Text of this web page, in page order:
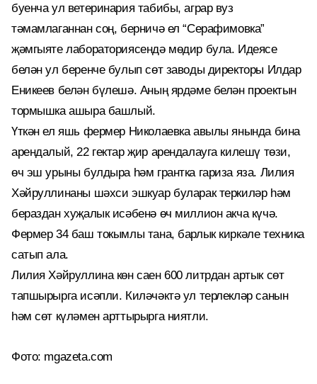
буенча ул ветеринария табибы, аграр вуз
тәмамлаганнан соң, берничә ел “Серафимовка”
җәмгыяте лабораториясендә мөдир була. Идеясе
белән ул беренче булып сөт заводы директоры Илдар
Еникеев белән бүлешә. Аның ярдәме белән проектын
тормышка ашыра башлый.
Үткән ел яшь фермер Николаевка авылы янында бина
арендалый, 22 гектар җир арендалауга килешү төзи,
өч эш урыны булдыра һәм грантка гариза яза. Лилия
Хәйруллинаны шәхси эшкуар буларак теркиләр һәм
бераздан хуҗалык исәбенә өч миллион акча күчә.
Фермер 34 баш токымлы тана, барлык киркәле техника
сатып ала.
Лилия Хәйруллина көн саен 600 литрдан артык сөт
тапшырырга исәпли. Киләчәктә ул терлекләр санын
һәм сөт күләмен арттырырга ниятли.
Фото: mgazeta.com